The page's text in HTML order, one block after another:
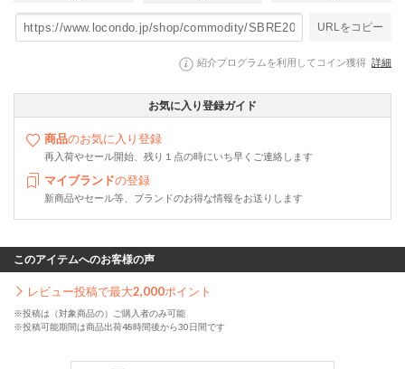
URLをコピー
紹介プログラムを利用してコイン獲得 詳細
お気に入り登録ガイド
商品のお気に入り登録
再入荷やセール開始、残り１点の時にいち早くご連絡します
マイブランドの登録
新商品やセール等、ブランドのお得な情報をお送りします
このアイテムへのお客様の声
レビュー投稿で最大2,000ポイント
※投稿は（対象商品の）ご購入者のみ可能
※投稿可能期間は商品出荷48時間後から30日間です